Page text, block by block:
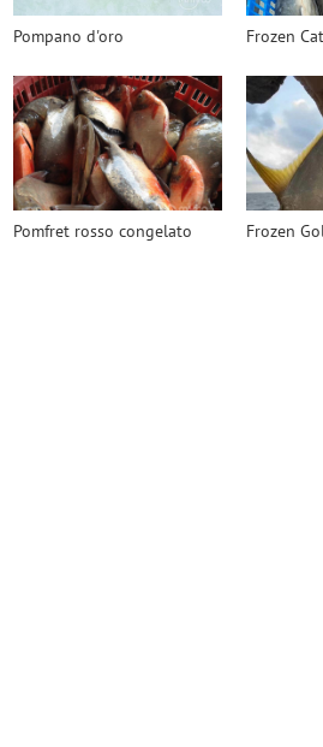
Pompano d'oro Frozen
Pomfret rosso congelato